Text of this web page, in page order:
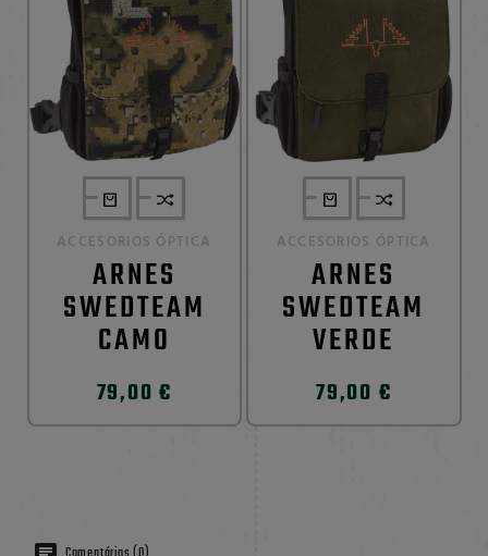
ACCESORIOS ÓPTICA
ARNES
SWEDTEAM
CAMO
79,00 €
ACCESORIOS ÓPTICA
ARNES
SWEDTEAM
VERDE
79,00 €